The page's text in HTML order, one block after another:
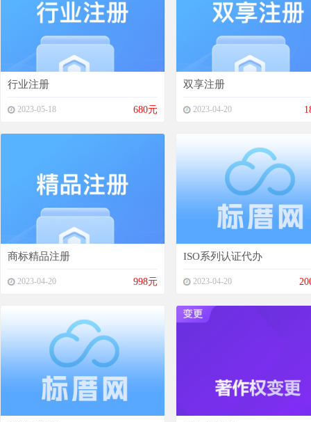
行业注册
2023-05-18 680元
双享注册
2023-04-20
商标精品注册
2023-04-20 998元
ISO系列认证代办
2023-04-20